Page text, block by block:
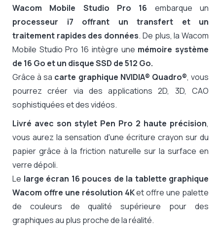
Wacom Mobile Studio Pro 16 embarque un
processeur i7 offrant un transfert et un
traitement rapides des données. De plus, la Wacom
Mobile Studio Pro 16 intègre une mémoire système
de 16 Go et un disque SSD de 512 Go.
Grâce à sa carte graphique NVIDIA® Quadro®, vous
pourrez créer via des applications 2D, 3D, CAO
sophistiquées et des vidéos.
Livré avec son stylet Pen Pro 2 haute précision,
vous aurez la sensation d'une écriture crayon sur du
papier grâce à la friction naturelle sur la surface en
verre dépoli.
Le large écran 16 pouces de la tablette graphique
Wacom offre une résolution 4Ket offre une palette
de couleurs de qualité supérieure pour des
graphiques au plus proche de la réalité.